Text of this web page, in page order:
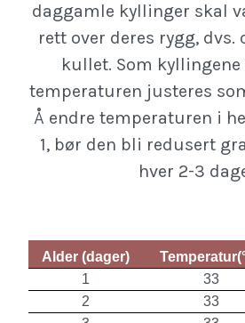
daggamle kyllinger skal
rett over deres rygg, dvs.
kullet. Som kyllingene
temperaturen justeres
Å endre temperaturen i
1, bør den bli redusert
hver 2-3
Alder (dager)
1
33
2
33